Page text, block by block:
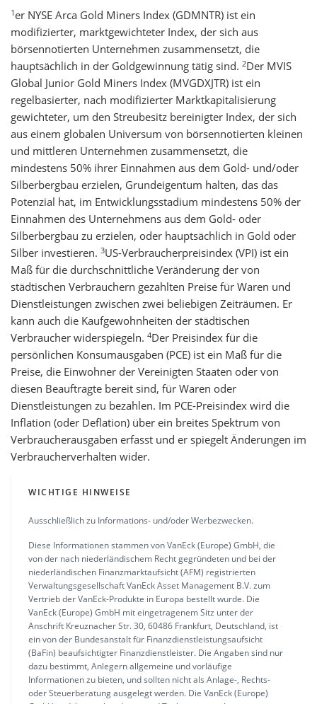
1er NYSE Arca Gold Miners Index (GDMNTR) ist ein
modifizierter, marktgewichteter Index, der sich aus
börsennotierten Unternehmen zusammensetzt, die
hauptsächlich in der Goldgewinnung tätig sind. 2Der MVIS
Global Junior Gold Miners Index (MVGDXJTR) ist ein
regelbasierter, nach modifizierter Marktkapitalisierung
gewichteter, um den Streubesitz bereinigter Index, der sich
aus einem globalen Universum von börsennotierten kleinen
und mittleren Unternehmen zusammensetzt, die
mindestens 50% ihrer Einnahmen aus dem Gold- und/oder
Silberbergbau erzielen, Grundeigentum halten, das das
Potenzial hat, im Entwicklungsstadium mindestens 50% der
Einnahmen des Unternehmens aus dem Gold- oder
Silberbergbau zu erzielen, oder hauptsächlich in Gold oder
Silber investieren. 3US-Verbraucherpreisindex (VPI) ist ein
Maß für die durchschnittliche Veränderung der von
städtischen Verbrauchern gezahlten Preise für Waren und
Dienstleistungen zwischen zwei beliebigen Zeiträumen. Er
kann auch die Kaufgewohnheiten der städtischen
Verbraucher widerspiegeln. 4Der Preisindex für die
persönlichen Konsumausgaben (PCE) ist ein Maß für die
Preise, die Einwohner der Vereinigten Staaten oder von
diesen Beauftragte bereit sind, für Waren oder
Dienstleistungen zu bezahlen. Im PCE-Preisindex wird die
Inflation (oder Deflation) über ein breites Spektrum von
Verbraucherausgaben erfasst und er spiegelt Änderungen im
Verbraucherverhalten wider.
WICHTIGE HINWEISE
Ausschließlich zu Informations- und/oder Werbezwecken.
Diese Informationen stammen von VanEck (Europe) GmbH, die
von der nach niederländischem Recht gegründeten und bei der
niederländischen Finanzmarktaufsicht (AFM) registrierten
Verwaltungsgesellschaft VanEck Asset Management B.V. zum
Vertrieb der VanEck-Produkte in Europa bestellt wurde. Die
VanEck (Europe) GmbH mit eingetragenem Sitz unter der
Anschrift Kreuznacher Str. 30, 60486 Frankfurt, Deutschland, ist
ein von der Bundesanstalt für Finanzdienstleistungsaufsicht
(BaFin) beaufsichtigter Finanzdienstleister. Die Angaben sind nur
dazu bestimmt, Anlegern allgemeine und vorläufige
Informationen zu bieten, und sollten nicht als Anlage-, Rechts-
oder Steuerberatung ausgelegt werden. Die VanEck (Europe)